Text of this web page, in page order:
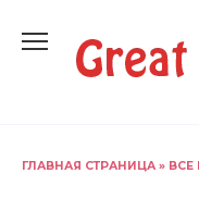
содержанию
ГЛАВНАЯ СТРАНИЦА » ВСЕ